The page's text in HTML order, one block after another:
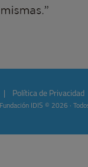
Política de Privacidad
Fundación IDIS © 2026 ·